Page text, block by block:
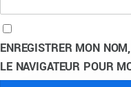
ENREGISTRER MON
LE NAVIGATEUR POUR